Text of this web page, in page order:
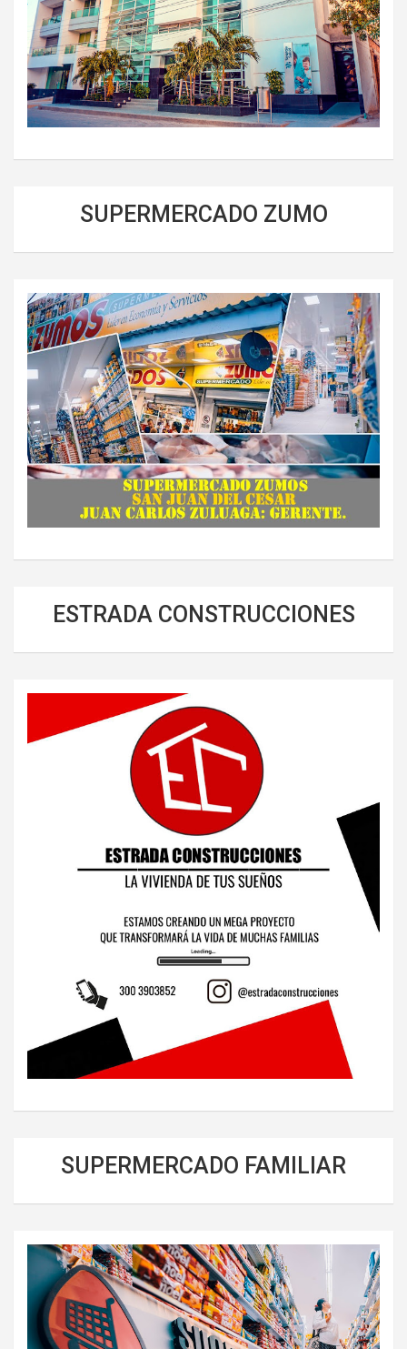
SUPERMERCADO ZUMO
ESTRADA CONSTRUCCIONES
SUPERMERCADO FAMILIAR